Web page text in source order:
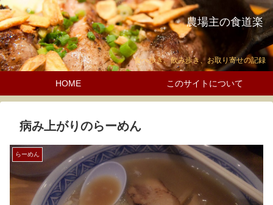
農場主の食道楽
食べ歩き、飲み歩き、お取り寄せの記録
HOME このサイトについて
病み上がりのらーめん
らーめん